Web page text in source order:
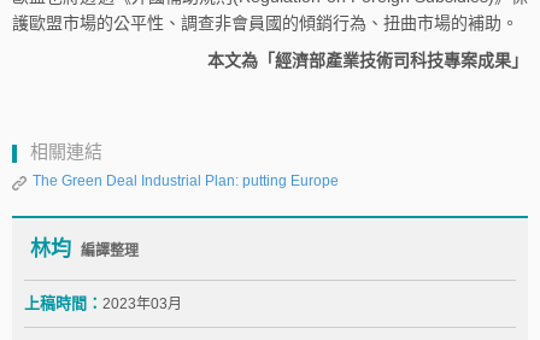
護歐盟市場的公平性、調查非會員國的傾銷行為、扭曲市場的補助。
本文為「經濟部產業技術司科技專案成果」
相關連結
The Green Deal Industrial Plan: putting Europe
林均 編譯整理
上稿時間： 2023年03月